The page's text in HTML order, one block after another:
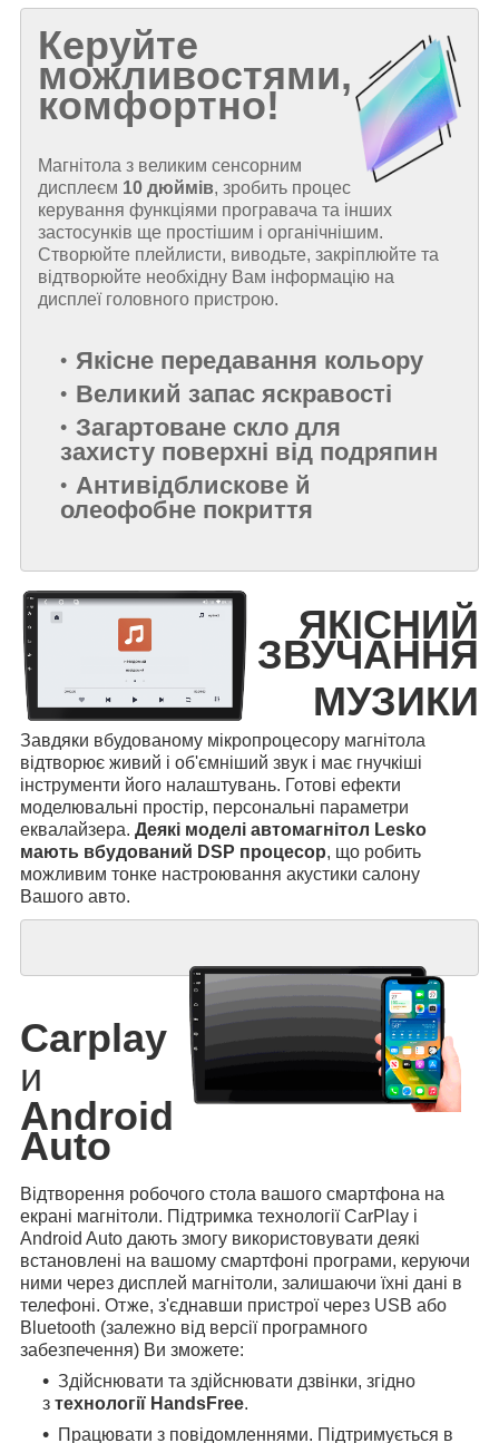
Керуйте
можливостями,
комфортно!
Магнітола з великим сенсорним
дисплеєм 10 дюймів, зробить процес
керування функціями програвача та інших
застосунків ще простішим і органічнішим.
Створюйте плейлисти, виводьте, закріплюйте та
відтворюйте необхідну Вам інформацію на
дисплеї головного пристрою.
Якісне передавання кольору
Великий запас яскравості
Загартоване скло для
захисту поверхні від подряпин
Антивідблискове й
олеофобне покриття
ЯКІСНИЙ
ЗВУЧАННЯ
МУЗИКИ
Завдяки вбудованому мікропроцесору магнітола
відтворює живий і об'ємніший звук і має гнучкіші
інструменти його налаштувань. Готові ефекти
моделювальні простір, персональні параметри
еквалайзера. Деякі моделі автомагнітол Lesko
мають вбудований DSP процесор, що робить
можливим тонке настроювання акустики салону
Вашого авто.
Carplay
и
Android
Auto
Відтворення робочого стола вашого смартфона на
екрані магнітоли. Підтримка технології CarPlay і
Android Auto дають змогу використовувати деякі
встановлені на вашому смартфоні програми, керуючи
ними через дисплей магнітоли, залишаючи їхні дані в
телефоні. Отже, з'єднавши пристрої через USB або
Bluetooth (залежно від версії програмного
забезпечення) Ви зможете:
Здійснювати та здійснювати дзвінки, згідно
з технології HandsFree.
Працювати з повідомленнями. Підтримується в